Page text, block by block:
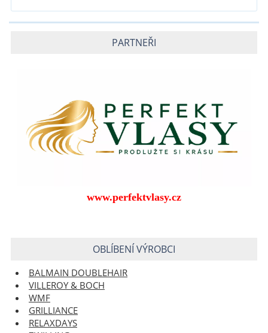
PARTNEŘI
www.perfektvlasy.cz
OBLÍBENÍ VÝROBCI
BALMAIN DOUBLEHAIR
VILLEROY & BOCH
WMF
GRILLIANCE
RELAXDAYS